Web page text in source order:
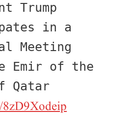
Trump
in a
Meeting
Emir of the